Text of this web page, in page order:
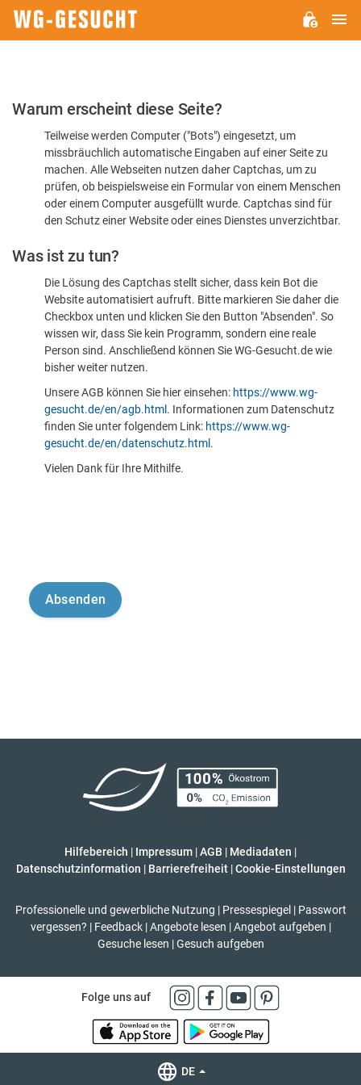
Bitte
dass
sind
Warum erscheint diese Seite?
Teilweise werden Computer ("Bots") eingesetzt, um
missbräuchlich automatische Eingaben auf einer Seite zu
machen. Alle Webseiten nutzen daher Captchas, um zu
prüfen, ob beispielsweise ein Formular von einem Menschen
oder einem Computer ausgefüllt wurde. Captchas sind für
den Schutz einer Website oder eines Dienstes unverzichtbar.
Was ist zu tun?
Die Lösung des Captchas stellt sicher, dass kein Bot die
Website automatisiert aufruft. Bitte markieren Sie daher die
Checkbox unten und klicken Sie den Button "Absenden". So
wissen wir, dass Sie kein Programm, sondern eine reale
Person sind. Anschließend können Sie WG-Gesucht.de wie
bisher weiter nutzen.
Unsere AGB können Sie hier einsehen: https://www.wg-
gesucht.de/en/agb.html . Informationen zum Datenschutz
finden Sie unter folgendem Link: https://www.wg-
gesucht.de/en/datenschutz.html .
Vielen Dank für Ihre Mithilfe.
Hilfebereich | Impressum |AGB | Mediadaten |
Datenschutzinformation | Barrierefreiheit | Cookie-Einstellungen
Professionelle und gewerbliche Nutzung | Pressespiegel | Passwort
vergessen? | Feedback | Angebote lesen | Angebot aufgeben |
Gesuche lesen | Gesuch aufgeben
Folge uns auf
DE